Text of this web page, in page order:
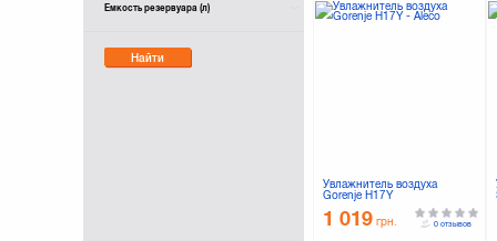
Steba(1)
Емкость резервуара (л)
Найти
Увлажнитель воздуха
Gorenje H17Y
1 019 грн. 0 отзывов